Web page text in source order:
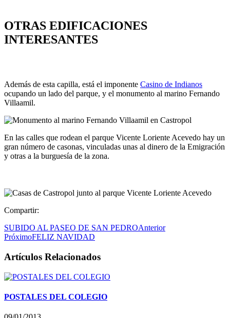
OTRAS EDIFICACIONES
INTERESANTES
Además de esta capilla, está el imponente Casino de Indianos
ocupando un lado del parque, y el monumento al marino Fernando
Villaamil.
En las calles que rodean el parque Vicente Loriente Acevedo hay un
gran número de casonas, vinculadas unas al dinero de la Emigración
y otras a la burguesía de la zona.
Compartir:
SUBIDO AL PASEO DE SAN PEDROAnterior
PróximoFELIZ NAVIDAD
Artículos Relacionados
POSTALES DEL COLEGIO